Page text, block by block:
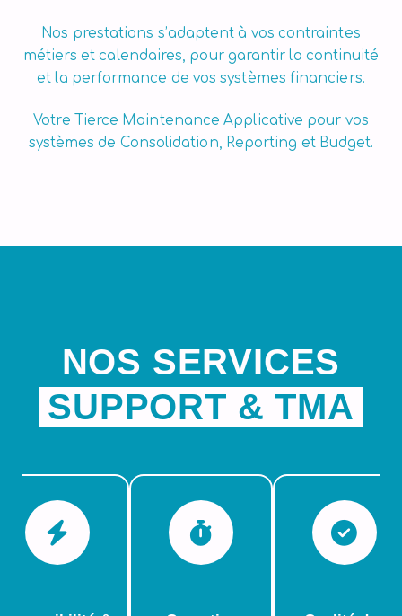
Nos prestations s’adaptent à vos contraintes
métiers et calendaires, pour garantir la continuité
et la performance de vos systèmes financiers.
Votre Tierce Maintenance Applicative pour vos
systèmes de Consolidation, Reporting et Budget.
NOS SERVICES
SUPPORT & TMA